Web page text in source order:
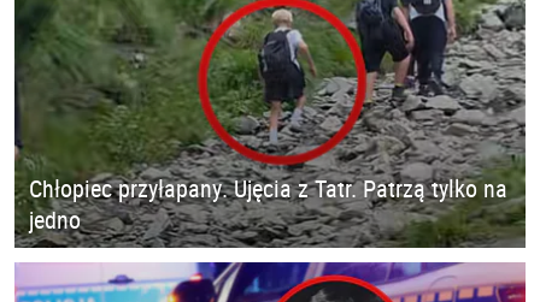
Chłopiec przyłapany. Ujęcia z Tatr. Patrzą tylko na
jedno